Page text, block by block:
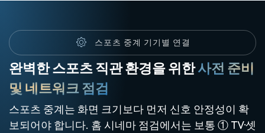
스포츠 중계 기기별 연결
완벽한 스포츠 직관 환경을 위한사전 준비
및 네트워크 점검
스포츠 중계는 화면 크기보다 먼저 신호 안정성이 확
보되어야 합니다. 홈 시네마 점검에서는 보통 ① TV·셋